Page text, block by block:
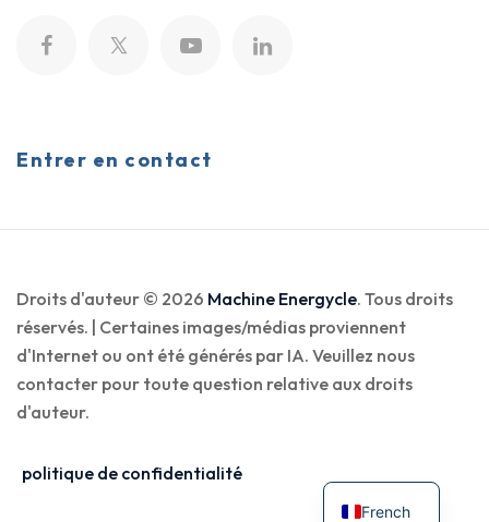
Entrer en contact
Droits d'auteur © 2026 Machine Energycle. Tous droits
réservés. | Certaines images/médias proviennent
d'Internet ou ont été générés par IA. Veuillez nous
contacter pour toute question relative aux droits
d'auteur.
politique de confidentialité
French